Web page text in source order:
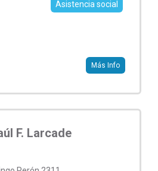
Asistencia social
Más Info
F. Larcade